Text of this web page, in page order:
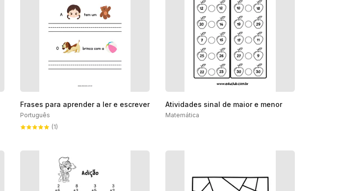
Frases para aprender a ler e escrever
Português
(1)
Atividades sinal de maior e menor
Matemática